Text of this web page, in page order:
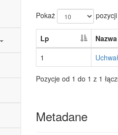
Pokaż pozycji
Lp Nazwa
1
Pozycje od 1 do 1 z 1
Metadane